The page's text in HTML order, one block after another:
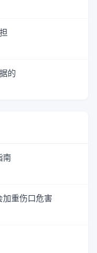
的
南
重伤口危害